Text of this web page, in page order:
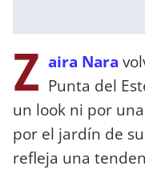
Z aira Nara
Punta del
un look ni por
por el jardín de
refleja una